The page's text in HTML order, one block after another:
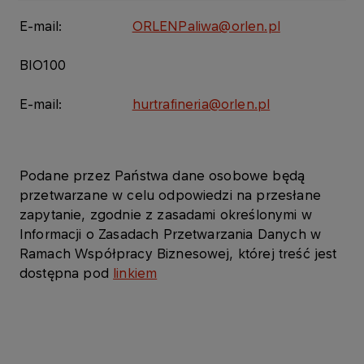
E-mail: ORLENPaliwa@orlen.pl​​
BIO100
E-mail: hurtrafineria@orlen.pl
Podane przez Państwa dane osobowe będą
przetwarzane w celu odpowiedzi na przesłane
zapytanie, zgodnie z zasadami określonymi w
Informacji o Zasadach Przetwarzania Danych w
Ramach Współpracy Biznesowej, której treść jest
dostępna pod linkiem